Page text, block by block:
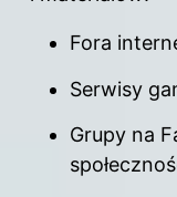
Fora
Serwisy
Grupy na